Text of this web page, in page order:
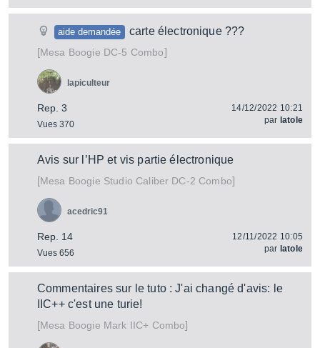
aide demandée
carte électronique ???
[Mesa Boogie DC-5 Combo]
Rep. 3
Vues 370
lapiculteur
14/12/2022 10:21
par latole
Avis sur l’HP et vis partie électronique
[Mesa Boogie Studio Caliber DC-2 Combo]
Rep. 14
Vues 656
acedric91
12/11/2022 10:05
par latole
Commentaires sur le tuto : J'ai changé d'avis: le
IIC++ c'est une turie!
[Mesa Boogie Mark IIC+ Combo]